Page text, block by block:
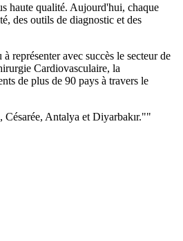
haute qualité. Aujourd'hui, chaque
des outils de diagnostic et des
représenter avec succès le secteur de
Cardiovasculaire, la
de plus de 90 pays à travers le
Césarée, Antalya et Diyarbakır.""